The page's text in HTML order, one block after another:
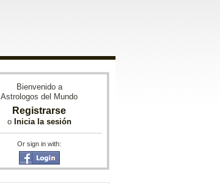
Bienvenido a
Astrologos del Mundo
Registrarse
o Inicia la sesión
Or sign in with: